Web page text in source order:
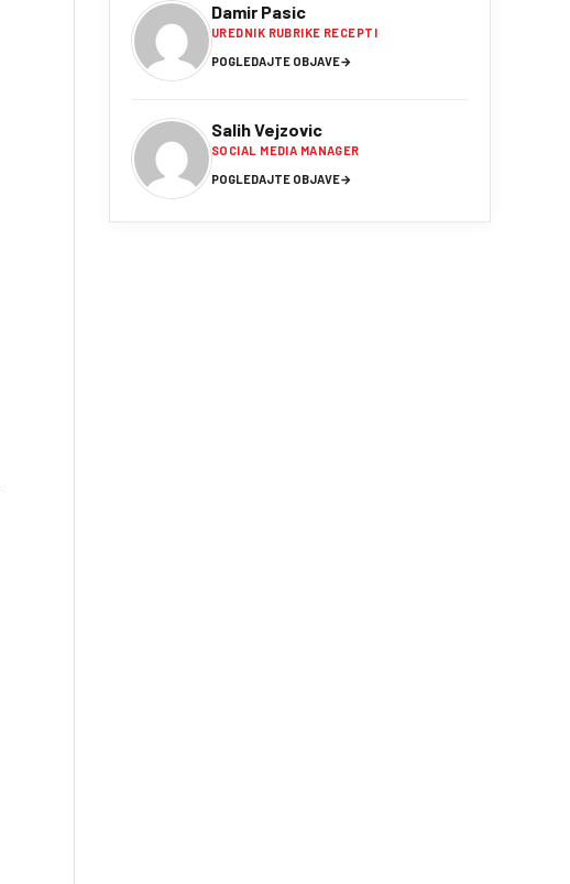
Damir Pasic
UREDNIK RUBRIKE RECEPTI
POGLEDAJTE OBJAVE→
Salih Vejzovic
SOCIAL MEDIA MANAGER
POGLEDAJTE OBJAVE→